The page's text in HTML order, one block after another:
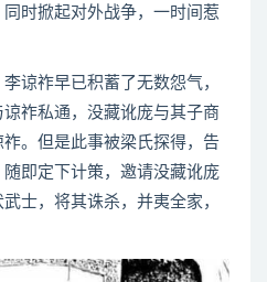
时掀起对外战争，一时间惹
祚早已积蓄了无数怨气，
祚私通，没藏讹庞与其子商
。但是此事被梁氏探得，告
即定下计策，邀请没藏讹庞
士，将其诛杀，并夷全家，